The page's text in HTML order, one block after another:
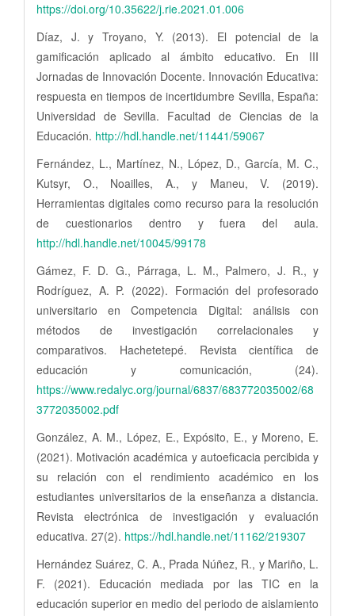
https://doi.org/10.35622/j.rie.2021.01.006
Díaz, J. y Troyano, Y. (2013). El potencial de la
gamificación aplicado al ámbito educativo. En III
Jornadas de Innovación Docente. Innovación Educativa:
respuesta en tiempos de incertidumbre Sevilla, España:
Universidad de Sevilla. Facultad de Ciencias de la
Educación. http://hdl.handle.net/11441/59067
Fernández, L., Martínez, N., López, D., García, M. C.,
Kutsyr, O., Noailles, A., y Maneu, V. (2019).
Herramientas digitales como recurso para la resolución
de cuestionarios dentro y fuera del aula.
http://hdl.handle.net/10045/99178
Gámez, F. D. G., Párraga, L. M., Palmero, J. R., y
Rodríguez, A. P. (2022). Formación del profesorado
universitario en Competencia Digital: análisis con
métodos de investigación correlacionales y
comparativos. Hachetetepé. Revista científica de
educación y comunicación, (24).
https://www.redalyc.org/journal/6837/683772035002/68
3772035002.pdf
González, A. M., López, E., Expósito, E., y Moreno, E.
(2021). Motivación académica y autoeficacia percibida y
su relación con el rendimiento académico en los
estudiantes universitarios de la enseñanza a distancia.
Revista electrónica de investigación y evaluación
educativa. 27(2). https://hdl.handle.net/11162/219307
Hernández Suárez, C. A., Prada Núñez, R., y Mariño, L.
F. (2021). Educación mediada por las TIC en la
educación superior en medio del periodo de aislamiento